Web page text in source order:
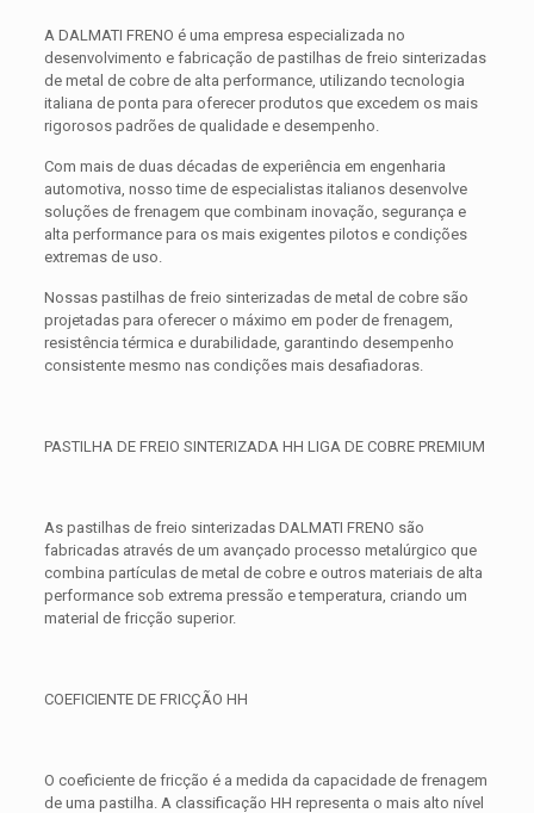
A DALMATI FRENO é uma empresa especializada no
desenvolvimento e fabricação de pastilhas de freio sinterizadas
de metal de cobre de alta performance, utilizando tecnologia
italiana de ponta para oferecer produtos que excedem os mais
rigorosos padrões de qualidade e desempenho.
Com mais de duas décadas de experiência em engenharia
automotiva, nosso time de especialistas italianos desenvolve
soluções de frenagem que combinam inovação, segurança e
alta performance para os mais exigentes pilotos e condições
extremas de uso.
Nossas pastilhas de freio sinterizadas de metal de cobre são
projetadas para oferecer o máximo em poder de frenagem,
resistência térmica e durabilidade, garantindo desempenho
consistente mesmo nas condições mais desafiadoras.
PASTILHA DE FREIO SINTERIZADA HH LIGA DE COBRE PREMIUM
As pastilhas de freio sinterizadas DALMATI FRENO são
fabricadas através de um avançado processo metalúrgico que
combina partículas de metal de cobre e outros materiais de alta
performance sob extrema pressão e temperatura, criando um
material de fricção superior.
COEFICIENTE DE FRICÇÃO HH
O coeficiente de fricção é a medida da capacidade de frenagem
de uma pastilha. A classificação HH representa o mais alto nível